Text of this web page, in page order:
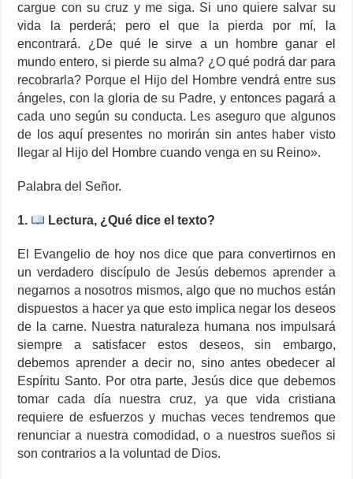
cargue con su cruz y me siga. Si uno quiere salvar su
vida la perderá; pero el que la pierda por mí, la
encontrará. ¿De qué le sirve a un hombre ganar el
mundo entero, si pierde su alma? ¿O qué podrá dar para
recobrarla? Porque el Hijo del Hombre vendrá entre sus
ángeles, con la gloria de su Padre, y entonces pagará a
cada uno según su conducta. Les aseguro que algunos
de los aquí presentes no morirán sin antes haber visto
llegar al Hijo del Hombre cuando venga en su Reino».
Palabra del Señor.
1. Lectura, ¿Qué dice el texto?
El Evangelio de hoy nos dice que para convertirnos en
un verdadero discípulo de Jesús debemos aprender a
negarnos a nosotros mismos, algo que no muchos están
dispuestos a hacer ya que esto implica negar los deseos
de la carne. Nuestra naturaleza humana nos impulsará
siempre a satisfacer estos deseos, sin embargo,
debemos aprender a decir no, sino antes obedecer al
Espíritu Santo. Por otra parte, Jesús dice que debemos
tomar cada día nuestra cruz, ya que vida cristiana
requiere de esfuerzos y muchas veces tendremos que
renunciar a nuestra comodidad, o a nuestros sueños si
son contrarios a la voluntad de Dios.